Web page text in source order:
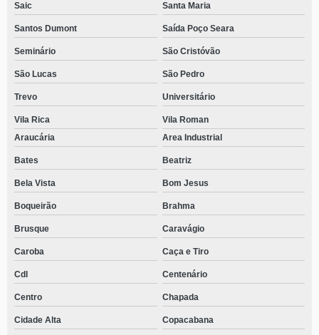
Saic Santa Maria
Santos Dumont Saída Poço Seara
Seminário São Cristóvão
São Lucas São Pedro
Trevo Universitário
Vila Rica
Vila Roman
Araucária
Area Industrial
Bates Beatriz
Bela Vista Bom Jesus
Boqueirão Brahma
Brusque Caravágio
Caroba Caça e Tiro
Cdl Centenário
Centro Chapada
Cidade Alta Copacabana